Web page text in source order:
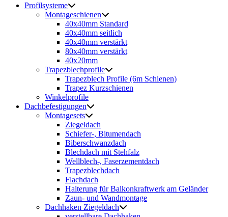
Profilsysteme
Montageschienen
40x40mm Standard
40x40mm seitlich
40x40mm verstärkt
80x40mm verstärkt
40x20mm
Trapezblechprofile
Trapezblech Profile (6m Schienen)
Trapez Kurzschienen
Winkelprofile
Dachbefestigungen
Montagesets
Ziegeldach
Schiefer-, Bitumendach
Biberschwanzdach
Blechdach mit Stehfalz
Wellblech-, Faserzementdach
Trapezblechdach
Flachdach
Halterung für Balkonkraftwerk am Geländer
Zaun- und Wandmontage
Dachhaken Ziegeldach